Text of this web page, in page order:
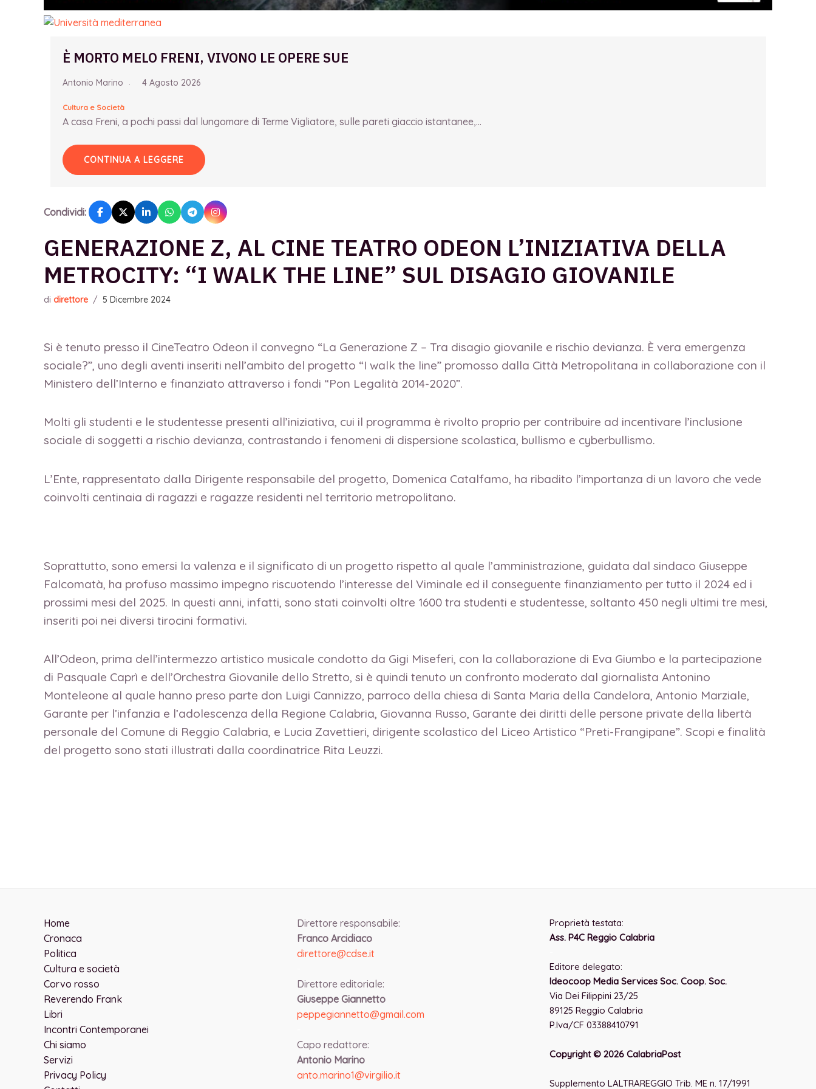
È MORTO MELO FRENI, VIVONO LE OPERE SUE
Antonio Marino 4 Agosto 2026
Cultura e Società
A casa Freni, a pochi passi dal lungomare di Terme Vigliatore, sulle pareti giaccio istantanee,...
CONTINUA A LEGGERE
Condividi:
GENERAZIONE Z, AL CINE TEATRO ODEON L’INIZIATIVA DELLA
METROCITY: “I WALK THE LINE” SUL DISAGIO GIOVANILE
di direttore / 5 Dicembre 2024
Si è tenuto presso il CineTeatro Odeon il convegno “La Generazione Z – Tra disagio giovanile e rischio devianza. È vera emergenza
sociale?”, uno degli aventi inseriti nell’ambito del progetto “I walk the line” promosso dalla Città Metropolitana in collaborazione con il
Ministero dell’Interno e finanziato attraverso i fondi “Pon Legalità 2014-2020”.
Molti gli studenti e le studentesse presenti all’iniziativa, cui il programma è rivolto proprio per contribuire ad incentivare l’inclusione
sociale di soggetti a rischio devianza, contrastando i fenomeni di dispersione scolastica, bullismo e cyberbullismo.
L’Ente, rappresentato dalla Dirigente responsabile del progetto, Domenica Catalfamo, ha ribadito l’importanza di un lavoro che vede
coinvolti centinaia di ragazzi e ragazze residenti nel territorio metropolitano.
Soprattutto, sono emersi la valenza e il significato di un progetto rispetto al quale l’amministrazione, guidata dal sindaco Giuseppe
Falcomatà, ha profuso massimo impegno riscuotendo l’interesse del Viminale ed il conseguente finanziamento per tutto il 2024 ed i
prossimi mesi del 2025. In questi anni, infatti, sono stati coinvolti oltre 1600 tra studenti e studentesse, soltanto 450 negli ultimi tre mesi,
inseriti poi nei diversi tirocini formativi.
All’Odeon, prima dell’intermezzo artistico musicale condotto da Gigi Miseferi, con la collaborazione di Eva Giumbo e la partecipazione
di Pasquale Caprì e dell’Orchestra Giovanile dello Stretto, si è quindi tenuto un confronto moderato dal giornalista Antonino
Monteleone al quale hanno preso parte don Luigi Cannizzo, parroco della chiesa di Santa Maria della Candelora, Antonio Marziale,
Garante per l’infanzia e l’adolescenza della Regione Calabria, Giovanna Russo, Garante dei diritti delle persone private della libertà
personale del Comune di Reggio Calabria, e Lucia Zavettieri, dirigente scolastico del Liceo Artistico “Preti-Frangipane”. Scopi e finalità
del progetto sono stati illustrati dalla coordinatrice Rita Leuzzi.
Home
Cronaca
Politica
Cultura e società
Corvo rosso
Reverendo Frank
Libri
Incontri Contemporanei
Chi siamo
Servizi
Privacy Policy
Direttore responsabile:
Franco Arcidiaco
direttore@cdse.it
Direttore editoriale:
Giuseppe Giannetto
peppegiannetto@gmail.com
Capo redattore:
Antonio Marino
anto.marino1@virgilio.it
Proprietà testata:
Ass. P4C Reggio Calabria
Editore delegato:
Ideocoop Media Services Soc. Coop. Soc.
Via Dei Filippini 23/25
89125 Reggio Calabria
P.Iva/CF 03388410791
Copyright © 2026 CalabriaPost
Supplemento LALTRAREGGIO Trib. ME n. 17/1991